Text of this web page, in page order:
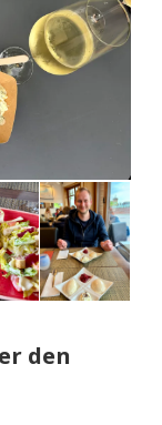
den